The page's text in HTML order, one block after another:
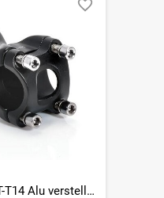
Comp A-Head Vorbau ST-T14 Alu verstellbar 31,8mm/0°-60°